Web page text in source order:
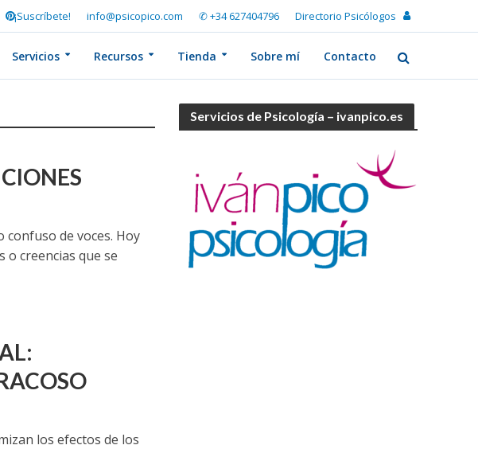
¡Suscríbete! info@psicopico.com ✆ +34 627404796 Directorio Psicólogos
Servicios Recursos Tienda Sobre mí Contacto
de voces. Hoy
creencias que se
los efectos de los
Servicios de Psicología – ivanpico.es